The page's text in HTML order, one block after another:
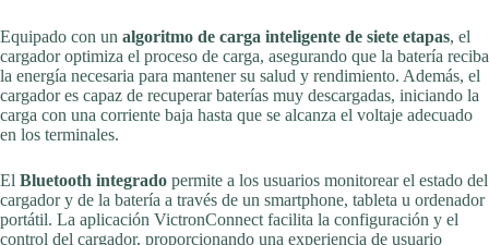
Equipado con un algoritmo de carga inteligente de siete etapas, el
cargador optimiza el proceso de carga, asegurando que la batería reciba
la energía necesaria para mantener su salud y rendimiento. Además, el
cargador es capaz de recuperar baterías muy descargadas, iniciando la
carga con una corriente baja hasta que se alcanza el voltaje adecuado
en los terminales.
El Bluetooth integrado permite a los usuarios monitorear el estado del
cargador y de la batería a través de un smartphone, tableta u ordenador
portátil. La aplicación VictronConnect facilita la configuración y el
control del cargador, proporcionando una experiencia de usuario